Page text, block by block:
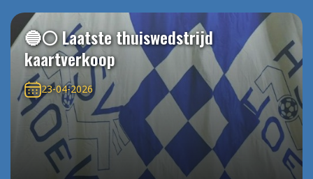
🔵⚪️ Laatste thuiswedstrijd
kaartverkoop
23-04-2026